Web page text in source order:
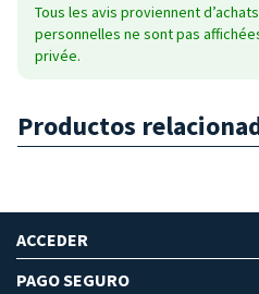
Tous les avis proviennent
personnelles ne sont pas
privée.
Productos
ACCEDER
PAGO SEGURO